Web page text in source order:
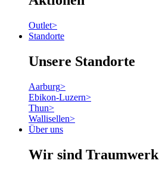
Outlet>
Standorte
Unsere Standorte
Aarburg>
Ebikon-Luzern>
Thun>
Wallisellen>
Über uns
Wir sind Traumwerk